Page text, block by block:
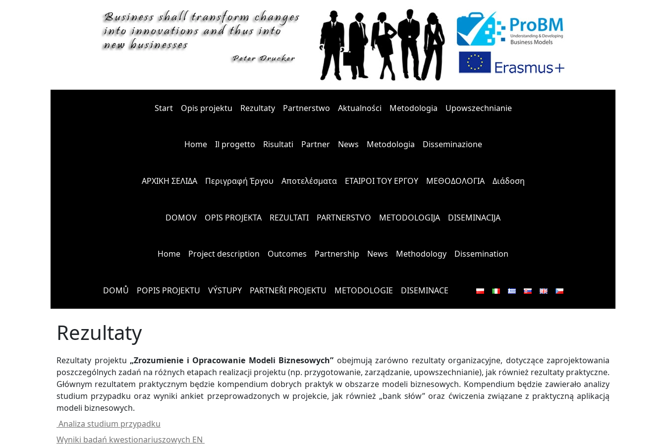
Start Opis projektu Rezultaty Partnerstwo Aktualności Metodologia Upowszechnianie
Home Il progetto Risultati Partner News Metodologia Disseminazione
ΑΡΧΙΚΗ ΣΕΛΙΔΑ Περιγραφή Έργου Αποτελέσματα ΕΤΑΙΡΟΙ ΤΟΥ ΕΡΓΟΥ ΜΕΘΟΔΟΛΟΓΙΑ Διάδοση
DOMOV OPIS PROJEKTA REZULTATI PARTNERSTVO METODOLOGIJA DISEMINACIJA
Home Project description Outcomes Partnership News Methodology Dissemination
DOMŮ POPIS PROJEKTU VÝSTUPY PARTNEŘI PROJEKTU METODOLOGIE DISEMINACE
Rezultaty
Rezultaty projektu „Zrozumienie i Opracowanie Modeli Biznesowych” obejmują zarówno rezultaty organizacyjne, dotyczące zaprojektowania
poszczególnych zadań na różnych etapach realizacji projektu (np. przygotowanie, zarządzanie, upowszechnianie), jak również rezultaty praktyczne.
Głównym rezultatem praktycznym będzie kompendium dobrych praktyk w obszarze modeli biznesowych. Kompendium będzie zawierało analizy
studium przypadku oraz wyniki ankiet przeprowadzonych w projekcie, jak również „bank słów” oraz ćwiczenia związane z praktyczną aplikacją
modeli biznesowych.
Analiza studium przypadku
Wyniki badań kwestionariuszowych EN